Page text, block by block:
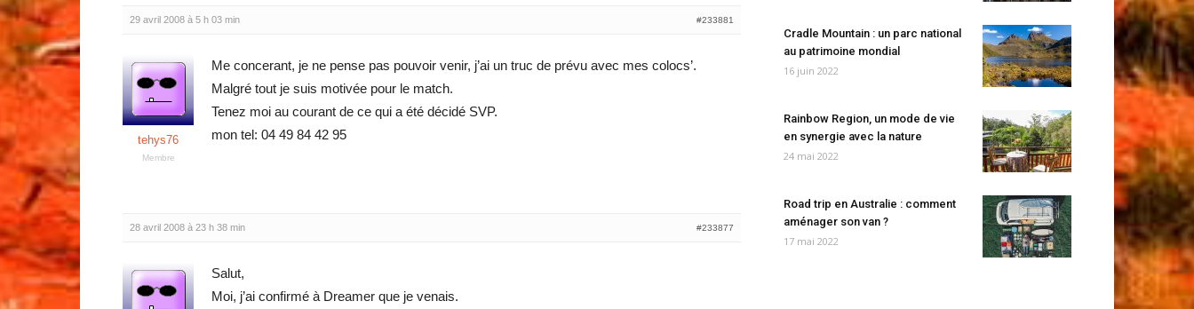
29 avril 2008 à 5 h 03 min #233881
tehys76
Membre
Me concerant, je ne pense pas pouvoir venir, j’ai un truc de prévu avec mes colocs’.
Malgré tout je suis motivée pour le match.
Tenez moi au courant de ce qui a été décidé SVP.
mon tel: 04 49 84 42 95
28 avril 2008 à 23 h 38 min #233877
Salut,
Moi, j’ai confirmé à Dreamer que je venais.
Cradle Mountain : un parc national
au patrimoine mondial
16 juin 2022
Rainbow Region, un mode de vie
en synergie avec la nature
24 mai 2022
Road trip en Australie : comment
aménager son van ?
17 mai 2022